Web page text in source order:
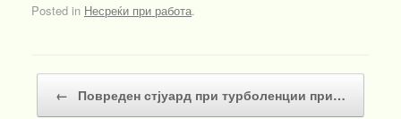
Posted in Несреќи при работа.
← Повреден стјуард при турболенции при…